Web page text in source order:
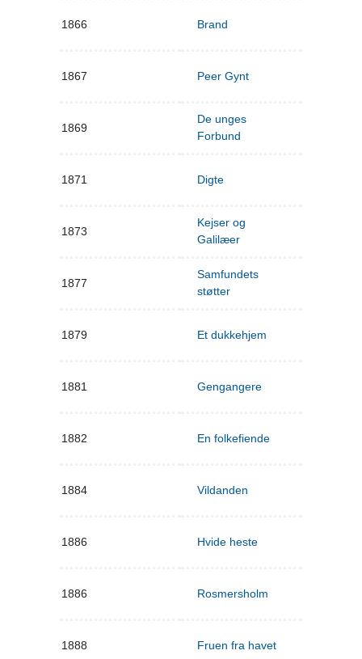
1866 Brand
1867 Peer Gynt
1869
De unges
Forbund
1871 Digte
1873
Kejser og
Galilæer
1877
Samfundets
støtter
1879 Et dukkehjem
1881 Gengangere
1882 En folkefiende
1884 Vildanden
1886 Hvide heste
1886 Rosmersholm
1888 Fruen fra havet